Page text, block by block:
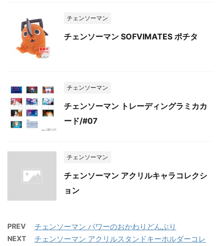
チェンソーマン
チェンソーマン SOFVIMATES ポチタ
チェンソーマン
チェンソーマン トレーディングラミカカ
ード/#07
チェンソーマン
チェンソーマン アクリルキャラコレクシ
ョン
PREV チェンソーマン パワーのおかわりどんぶり
NEXT
チェンソーマン アクリルスタンドキーホルダーコレ